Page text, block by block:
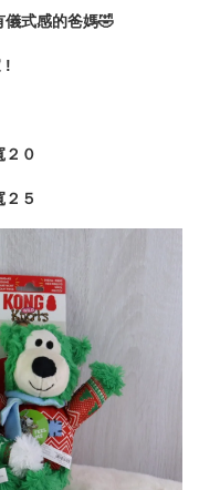
儀式感的爸媽🤣
!
２０
２５